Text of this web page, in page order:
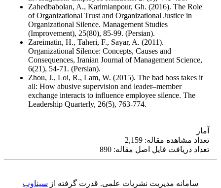
Zahedbabolan, A., Karimianpour, Gh. (2016). The Role
of Organizational Trust and Organizational Justice in
Organizational Silence. Management Studies
(Improvement), 25(80), 85-99. (Persian).
Zareimatin, H., Taheri, F., Sayar, A. (2011).
Organizational Silence: Concepts, Causes and
Consequences, Iranian Journal of Management Science,
6(21), 54-71. (Persian).
Zhou, J., Loi, R., Lam, W. (2015). The bad boss takes it
all: How abusive supervision and leader–member
exchange interacts to influence employee silence. The
Leadership Quarterly, 26(5), 763-774.
آمار
تعداد مشاهده مقاله: 2,159
تعداد دریافت فایل اصل مقاله: 890
سامانه مدیریت نشریات علمی. قدرت گرفته از سیناوب